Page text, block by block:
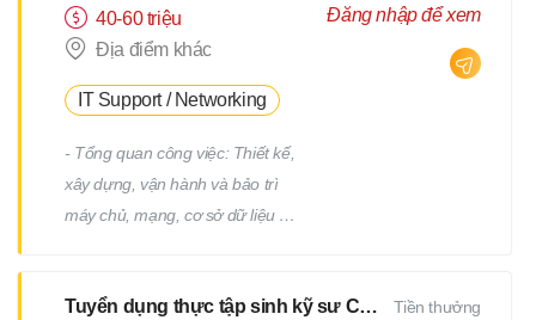
(trong phạm vi 23 quận của
Tokyo) *Việc chuyển giao dự án
40-60 triệu
Địa điểm khác
IT Support / Networking
- Tổng quan công việc: Thiết kế,
xây dựng, vận hành và bảo trì
máy chủ, mạng, cơ sở dữ liệu /
cả các giai đoạn trên và dưới
Đăng nhập để xem
Tuyển dụng thực tập sinh kỹ sư CNTT
Tiền thưởng